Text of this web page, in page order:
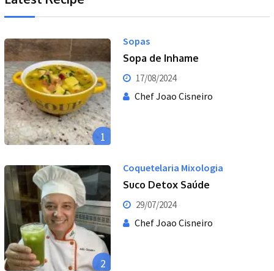
1
Sopas
Sopa de Inhame
17/08/2024
Chef Joao Cisneiro
2
Coquetelaria Mixologia
Suco Detox Saúde
29/07/2024
Chef Joao Cisneiro